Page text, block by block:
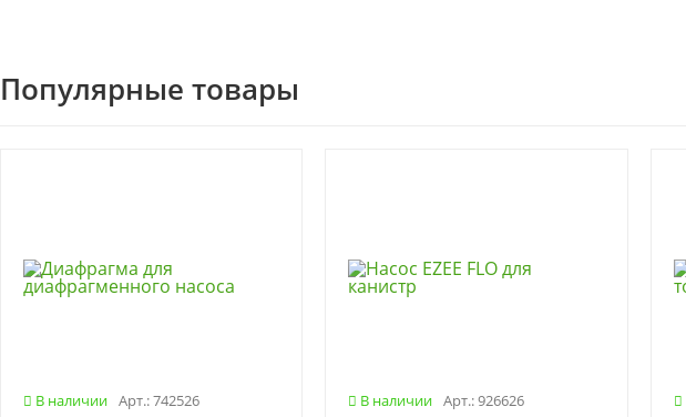
Популярные товары
В наличии Арт.: 742526 В наличии Арт.: 926626